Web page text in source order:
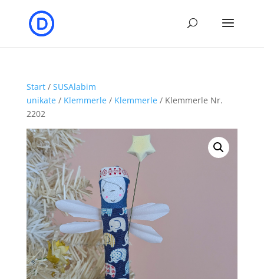
Start/ SUSAlabim
unikate/ Klemmerle/ Klemmerle/ Klemmerle Nr.
2202